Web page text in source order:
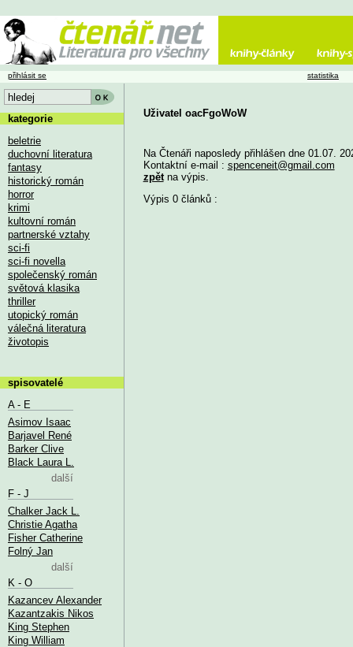
Uživatel oacFgoWoW
Na Čtenáři naposledy přihlášen dne 01.07.
Kontaktní e-mail : spenceneit@gmail.com
zpětna výpis.
Výpis 0 článků :
přihlásit se statistika
kategorie
beletrie
duchovní literatura
fantasy
historický román
horror
krimi
kultovní román
partnerské vztahy
sci-fi
sci-fi novella
společenský román
světová klasika
thriller
utopický román
válečná literatura
životopis
spisovatelé
A - E
Asimov Isaac
Barjavel René
Barker Clive
Black Laura L.
další
F - J
Chalker Jack L.
Christie Agatha
Fisher Catherine
Folný Jan
další
K - O
Kazancev Alexander
Kazantzakis Nikos
King Stephen
King William